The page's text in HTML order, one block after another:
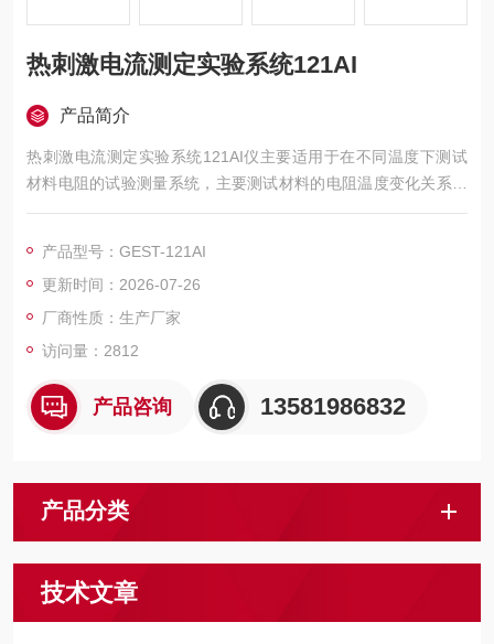
热刺激电流测定实验系统121AI
产品简介
热刺激电流测定实验系统121AI仪主要适用于在不同温度下测试
材料电阻的试验测量系统，主要测试材料的电阻温度变化关系。
仪器测试流程自动化实现和完成，并可以保存和导出试验数据。
产品型号：GEST-121AI
更新时间：2026-07-26
厂商性质：生产厂家
访问量：2812
产品咨询 13581986832
产品分类
技术文章